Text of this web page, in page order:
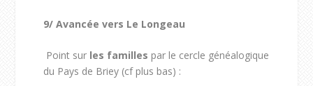
9/Avancée vers Le Longeau
Point sur les familles par le cercle généalogique
du Pays de Briey (cf plus bas) :